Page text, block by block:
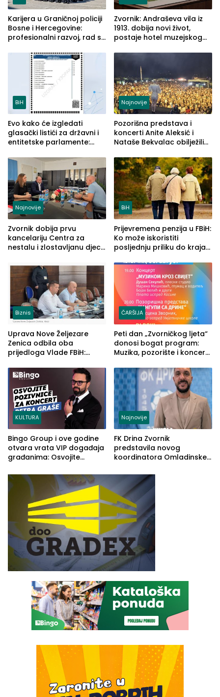
Karijera u Graničnoj policiji
Bosne i Hercegovine:
profesionalni razvoj, rad sa
služba građanima
Zvornik: Andraševa vila iz
1913. dobija novi život,
postaje hotel muzejskog
BiH
Evo kako će izgledati
glasački listići za državni i
entitetske parlamente:
vidljive na njima
Najnovije
Pozorišna predstava i
koncerti Anite Aleksić i
Nataše Bekvalac obilježili
ljeta (FOTO)
Najnovije
Zvornik dobija prvu
kancelariju Centra za
nestalu i zlostavljanu djecu
BiH
Prijevremena penzija u FBiH:
Ko može iskoristiti
posljednju priliku do kraja
Biznis
Uprava Nove Željezare
Zenica odbila oba
prijedloga Vlade FBiH:
rješenje
ČARŠIJA
Peti dan „Zvorničkog ljeta“
donosi bogat program:
Muzika, pozorište i koncert
KULTURA
Bingo Group i ove godine
otvara vrata VIP događaja
građanima: Osvojite
Graše
Najnovije
FK Drina Zvornik
predstavila novog
koordinatora Omladinske